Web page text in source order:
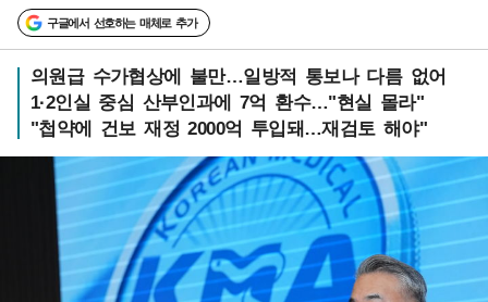
구글에서 선호하는 매체로 추가
의원급 수가협상에 불만…일방적 통보나 다름 없어
1·2인실 중심 산부인과에 7억 환수…"현실 몰라"
"첩약에 건보 재정 2000억 투입돼…재검토 해야"